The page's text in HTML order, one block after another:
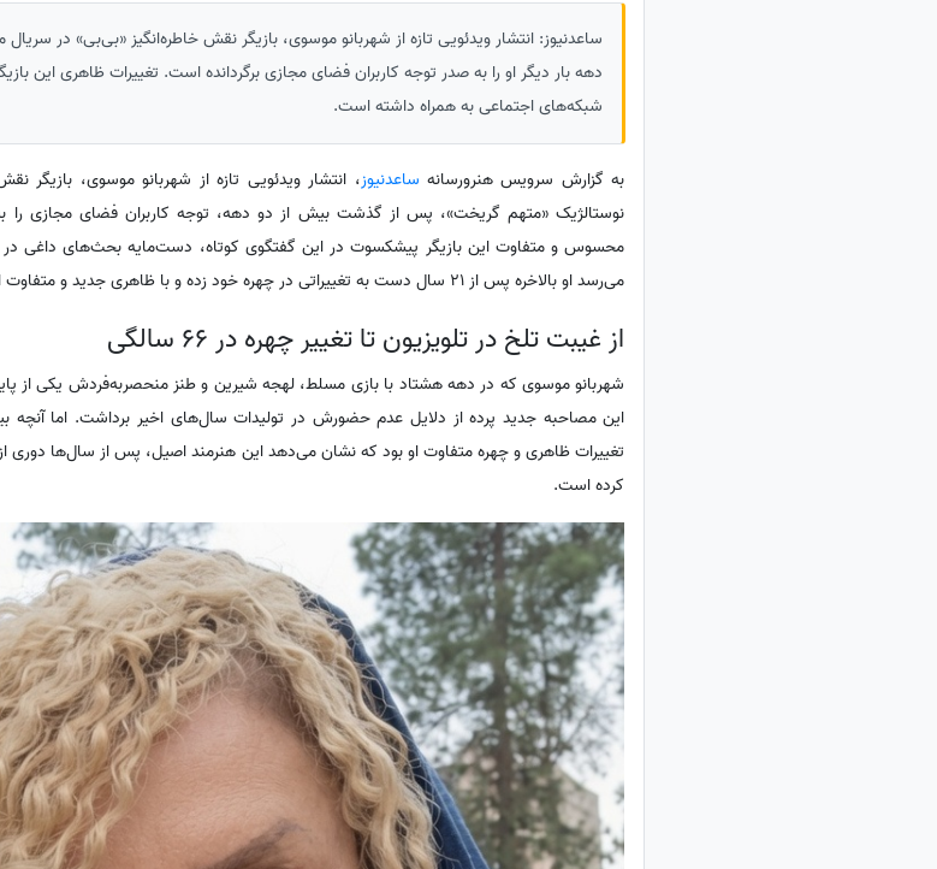
ساعدنیوز: انتشار ویدئویی تازه از شهربانو موسوی، بازیگر نقش خاطره‌انگیز «بی‌بی» در
دهه بار دیگر او را به صدر توجه کاربران فضای مجازی برگردانده است. تغییرات ظاهری این
شبکه‌های اجتماعی به همراه داشته است.
به گزارش سرویس هنرورسانه ساعدنیوز، انتشار ویدئویی تازه از شهربانو موسوی،
نوستالژیک «متهم گریخت»، پس از گذشت بیش از دو دهه، توجه کاربران فضای مجازی
محسوس و متفاوت این بازیگر پیشکسوت در این گفتگوی کوتاه، دست‌مایه بحث‌های داغی
می‌رسد او بالاخره پس از 21 سال دست به تغییراتی در چهره خود زده و با ظاهری جدید و متفاوت از گذشته ظاهر شده است.
از غیبت تلخ در تلویزیون تا تغییر چهره در 66 سالگی
شهربانو موسوی که در دهه هشتاد با بازی مسلط، لهجه شیرین و طنز منحصربه‌فردش یکی از
این مصاحبه جدید پرده از دلایل عدم حضورش در تولیدات سال‌های اخیر برداشت. اما آنچه
تغییرات ظاهری و چهره متفاوت او بود که نشان می‌دهد این هنرمند اصیل، پس از سال‌ها دوری
کرده است.